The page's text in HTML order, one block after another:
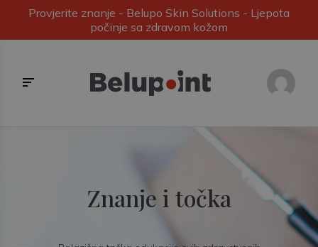
Provjerite znanje - Belupo Skin Solutions - Ljepota
počinje sa zdravom kožom
Znanje i točka